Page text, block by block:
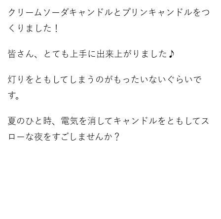
クリームソーダキャンドルとプリンキャンドルをつ
くりました！
皆さん、とても上手に出来上がりました♪
灯りをともしてしまうのがもったいないぐらいで
す。
夏のひと時、電気を消してキャンドルをともしてス
ローな夜をすごしませんか？